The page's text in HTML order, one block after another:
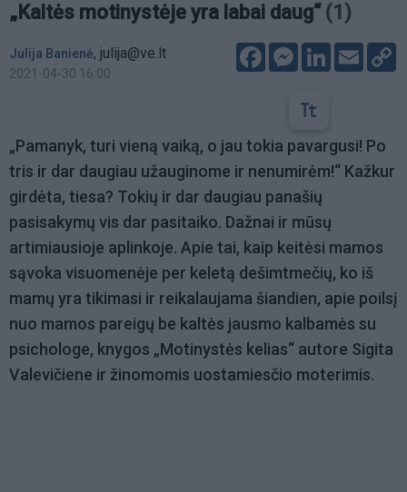
„Kaltės motinystėje yra labai daug“ (1)
Julija Banienė, julija@ve.lt
2021-04-30 16:00
FacebookMessenger
LinkedIn
Email
„Pamanyk, turi vieną vaiką, o jau tokia pavargusi! Po
tris ir dar daugiau užauginome ir nenumirėm!“ Kažkur
girdėta, tiesa? Tokių ir dar daugiau panašių
pasisakymų vis dar pasitaiko. Dažnai ir mūsų
artimiausioje aplinkoje. Apie tai, kaip keitėsi mamos
sąvoka visuomenėje per keletą dešimtmečių, ko iš
mamų yra tikimasi ir reikalaujama šiandien, apie poilsį
nuo mamos pareigų be kaltės jausmo kalbamės su
psichologe, knygos „Motinystės kelias“ autore Sigita
Valevičiene ir žinomomis uostamiesčio moterimis.